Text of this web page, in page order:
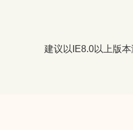
建议以IE8.0以上版